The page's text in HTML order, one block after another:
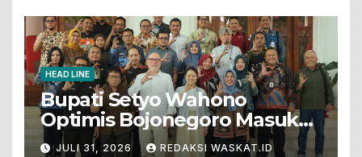
HEAD LINE
Bupati Setyo Wahono
Optimis Bojonegoro Masuk
Unesco Global Geopark
JULI 31, 2026 REDAKSI WASKAT.ID